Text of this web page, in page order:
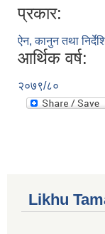
प्रकार:
ऐन, कानुन तथा
आर्थिक वर्ष:
२०७९/८०
Likhu